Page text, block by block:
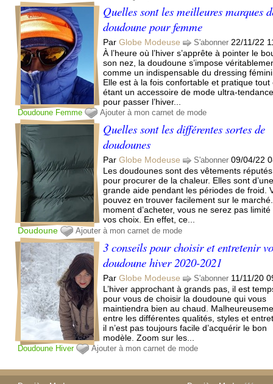
Quelles sont les meilleures marques
doudoune pour femme
ParGlobe Modeuse S'abonner 22/11/22
À l’heure où l’hiver s’apprête à pointer le
son nez, la doudoune s’impose
comme un indispensable du dressing
Elle est à la fois confortable et pratique tout
étant un accessoire de mode ultra-
pour passer l’hiver...
Doudoune Femme Ajouter à mon carnet de mode
Quelles sont les différentes sortes de
doudounes
ParGlobe Modeuse S'abonner 09/04/22
Les doudounes sont des vêtements réputés
pour procurer de la chaleur. Elles sont
grande aide pendant les périodes de froid.
pouvez en trouver facilement sur le
moment d’acheter, vous ne serez pas
vos choix. En effet, ce...
Doudoune
Ajouter à mon carnet de mode
3 conseils pour choisir et entretenir
doudoune hiver 2020-2021
ParGlobe Modeuse S'abonner 11/11/20
L’hiver approchant à grands pas, il est
pour vous de choisir la doudoune qui vous
maintiendra bien au chaud.
entre les différentes qualités, styles et
il n’est pas toujours facile d’acquérir le bon
modèle. Zoom sur les...
Doudoune Hiver Ajouter à mon carnet de mode